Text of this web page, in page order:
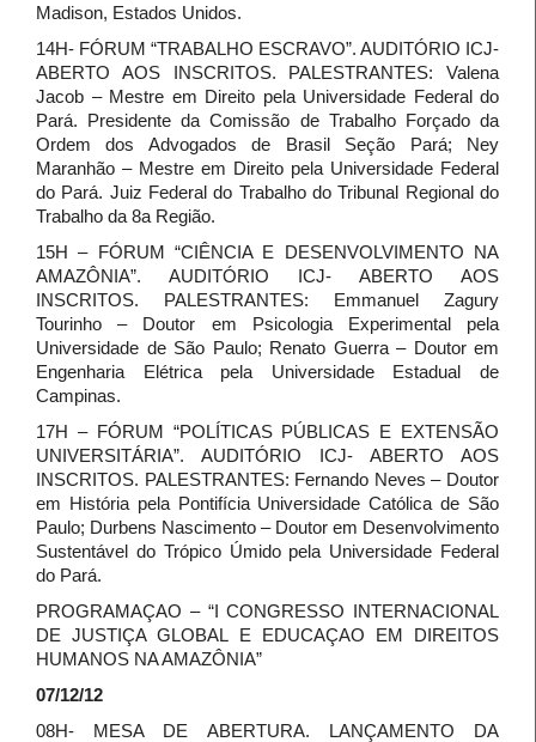
Madison, Estados Unidos.
14H- FÓRUM “TRABALHO ESCRAVO”. AUDITÓRIO ICJ-
ABERTO AOS INSCRITOS. PALESTRANTES: Valena
Jacob – Mestre em Direito pela Universidade Federal do
Pará. Presidente da Comissão de Trabalho Forçado da
Ordem dos Advogados de Brasil Seção Pará; Ney
Maranhão – Mestre em Direito pela Universidade Federal
do Pará. Juiz Federal do Trabalho do Tribunal Regional do
Trabalho da 8a Região.
15H – FÓRUM “CIÊNCIA E DESENVOLVIMENTO NA
AMAZÔNIA”. AUDITÓRIO ICJ- ABERTO AOS
INSCRITOS. PALESTRANTES: Emmanuel Zagury
Tourinho – Doutor em Psicologia Experimental pela
Universidade de São Paulo; Renato Guerra – Doutor em
Engenharia Elétrica pela Universidade Estadual de
Campinas.
17H – FÓRUM “POLÍTICAS PÚBLICAS E EXTENSÃO
UNIVERSITÁRIA”. AUDITÓRIO ICJ- ABERTO AOS
INSCRITOS. PALESTRANTES: Fernando Neves – Doutor
em História pela Pontifícia Universidade Católica de São
Paulo; Durbens Nascimento – Doutor em Desenvolvimento
Sustentável do Trópico Úmido pela Universidade Federal
do Pará.
PROGRAMAÇAO – “I CONGRESSO INTERNACIONAL
DE JUSTIÇA GLOBAL E EDUCAÇAO EM DIREITOS
HUMANOS NA AMAZÔNIA”
07/12/12
08H- MESA DE ABERTURA. LANÇAMENTO DA